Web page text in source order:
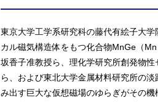
東京大学工学系研究科の藤代有絵子大
カル磁気構造体をもつ化合物MnGe（
坂香子准教授ら、理化学研究所創発物
ら、および東北大学金属材料研究所の
み出す巨大な仮想磁場のゆらぎがその機